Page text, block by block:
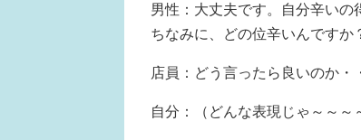
男性：大丈夫です。自分辛いの
ちなみに、どの位辛いんですか
店員：どう言ったら良いのか・
自分：（どんな表現じゃ～～～